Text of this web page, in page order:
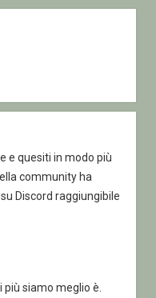
e quesiti in modo più
community ha
Discord raggiungibile
siamo meglio è.